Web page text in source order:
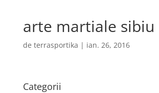
arte martiale sibiu
de terrasportika | ian. 26, 2016
Categorii